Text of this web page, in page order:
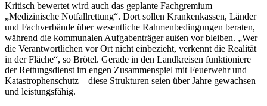
Kritisch bewertet wird auch das geplante Fachgremium
„Medizinische Notfallrettung“. Dort sollen Krankenkassen, Länder
und Fachverbände über wesentliche Rahmenbedingungen beraten,
während die kommunalen Aufgabenträger außen vor bleiben. „Wer
die Verantwortlichen vor Ort nicht einbezieht, verkennt die Realität
in der Fläche“, so Brötel. Gerade in den Landkreisen funktioniere
der Rettungsdienst im engen Zusammenspiel mit Feuerwehr und
Katastrophenschutz – diese Strukturen seien über Jahre gewachsen
und leistungsfähig.